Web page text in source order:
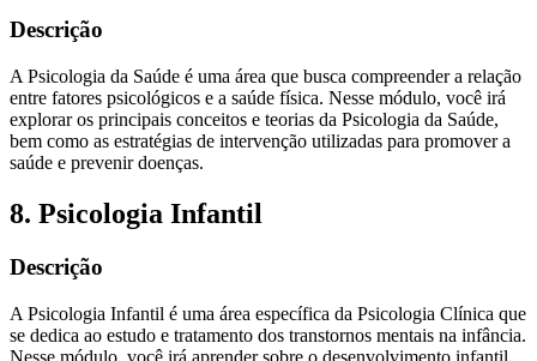
Descrição
A Psicologia da Saúde é uma área que busca compreender a relação
entre fatores psicológicos e a saúde física. Nesse módulo, você irá
explorar os principais conceitos e teorias da Psicologia da Saúde,
bem como as estratégias de intervenção utilizadas para promover a
saúde e prevenir doenças.
8. Psicologia Infantil
Descrição
A Psicologia Infantil é uma área específica da Psicologia Clínica que
se dedica ao estudo e tratamento dos transtornos mentais na infância.
Nesse módulo, você irá aprender sobre o desenvolvimento infantil,